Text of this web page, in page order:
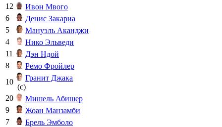
12
Ивон Мвого
6
Денис Закариа
5
Мануэль Аканджи
4
Нико Эльведи
11
Дэн Ндой
8
Ремо Фройлер
10
Гранит Джака
(c)
20
Мишель Абишер
9
Жоан Манзамби
7
Брель Эмболо